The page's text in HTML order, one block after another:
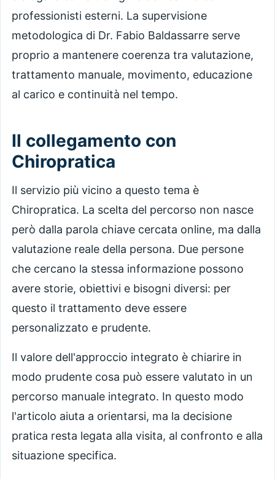
professionisti esterni. La supervisione
metodologica di Dr. Fabio Baldassarre serve
proprio a mantenere coerenza tra valutazione,
trattamento manuale, movimento, educazione
al carico e continuità nel tempo.
Il collegamento con
Chiropratica
Il servizio più vicino a questo tema è
Chiropratica. La scelta del percorso non nasce
però dalla parola chiave cercata online, ma dalla
valutazione reale della persona. Due persone
che cercano la stessa informazione possono
avere storie, obiettivi e bisogni diversi: per
questo il trattamento deve essere
personalizzato e prudente.
Il valore dell'approccio integrato è chiarire in
modo prudente cosa può essere valutato in un
percorso manuale integrato. In questo modo
l'articolo aiuta a orientarsi, ma la decisione
pratica resta legata alla visita, al confronto e alla
situazione specifica.